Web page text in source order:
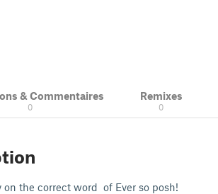
& Commentaires
0
Remixes
0
on the correct word of Ever so posh!